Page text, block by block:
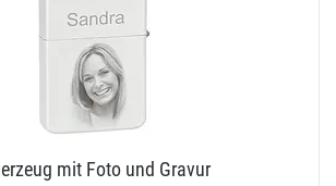
mit Foto und Gravur